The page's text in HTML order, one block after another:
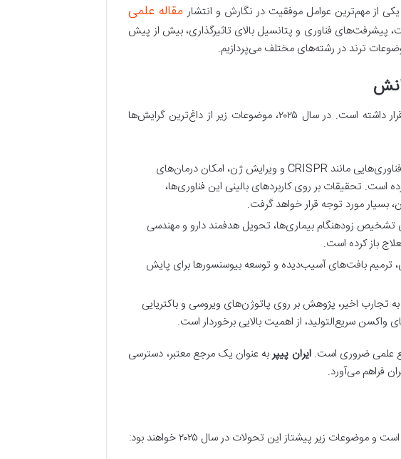
از مهم‌ترین عوامل موفقیت در نگارش و انتشار مقاله علمی
فوریت، پیشرفت‌های فناوری و پتانسیل بالای تاثیرگذاری، بیش از پیش
ترند در رشته‌های مختلف می‌پردازیم.
حوزه علوم پزشکی و زیستی همواره در خط مقدم نوآوری قرار داشته است. در سال ۲۰۲۵، موضوعات زیر از داغ‌ترین گرایش‌ها
پیشرفت‌ها در فناوری‌هایی مانند CRISPR و ویرایش ژن، امکان درمان‌های
است. تحقیقات بر روی کاربردهای بالینی این فناوری‌ها،
مورد توجه قرار خواهد گرفت.
تشخیص زودهنگام بیماری‌ها، تحویل هدفمند دارو و مهندسی
باز کرده است.
ترمیم بافت‌های آسیب‌دیده و توسعه بیوسنسورها برای پایش
تجارب اخیر، پژوهش بر روی پاتوژن‌های ویروسی و باکتریایی
سریع‌التولید، از اهمیت بالایی برخوردار است.
علمی ضروری است.ایران پیپربه عنوان یک مرجع معتبر، دسترسی
فراهم می‌آورد.
زیر پیشتاز این تحولات در سال ۲۰۲۵ خواهند بود: